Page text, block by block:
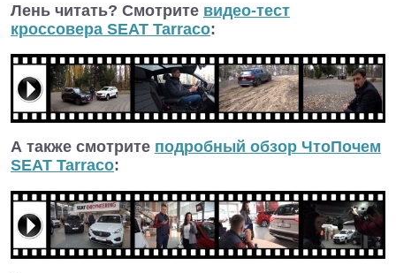
Лень читать? Смотрите видео-тест
кроссовера SEAT Tarraco:
А также смотрите подробный обзор ЧтоПочем
SEAT Tarraco: